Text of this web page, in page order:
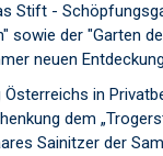
Stift -
sowie der "Garten
neuen
in
dem
Sainitzer der